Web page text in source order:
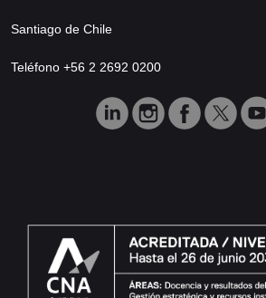
Santiago de Chile
Teléfono +56 2 2692 0200